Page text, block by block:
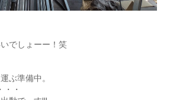
でしょーー！笑
ぶ準備中。
・